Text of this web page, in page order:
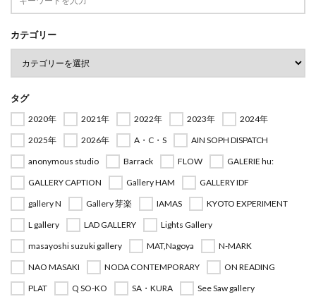
カテゴリー
タグ
2020年 2021年 2022年 2023年
2024年
2025年
2026年 A・C・S
AIN SOPH DISPATCH
anonymous studio
Barrack FLOW
GALERIE hu:
GALLERY CAPTION
Gallery HAM
GALLERY IDF
gallery N
Gallery 芽楽 IAMAS
KYOTO EXPERIMENT
L gallery
LAD GALLERY
Lights Gallery
masayoshi suzuki gallery
MAT,Nagoya
N-MARK
NAO MASAKI
NODA CONTEMPORARY
ON READING
PLAT
Q SO-KO SA・KURA
See Saw gallery